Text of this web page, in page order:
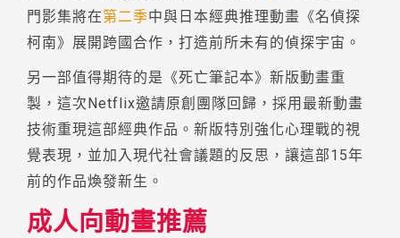
門影集將在第二季中與日本經典推理動畫《名偵探
柯南》展開跨國合作，打造前所未有的偵探宇宙。
另一部值得期待的是《死亡筆記本》新版動畫重
製，這次Netflix邀請原創團隊回歸，採用最新動畫
技術重現這部經典作品。新版特別強化心理戰的視
覺表現，並加入現代社會議題的反思，讓這部15年
前的作品煥發新生。
成人向動畫推薦